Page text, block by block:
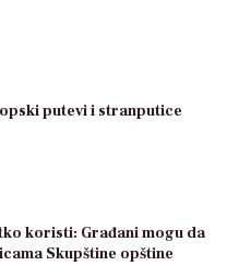
putevi i stranputice
koristi: Građani mogu da
Skupštine opštine